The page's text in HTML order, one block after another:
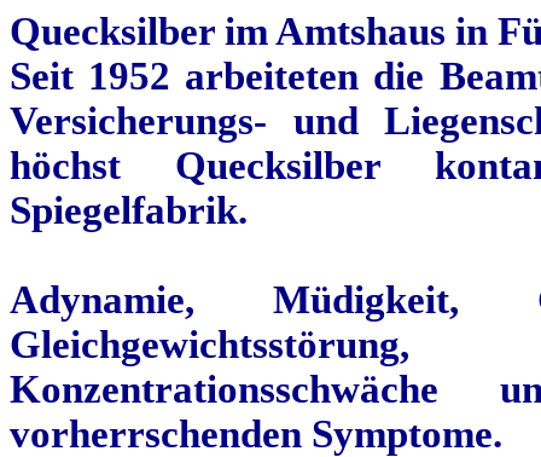
Quecksilber im Amtshaus in
Seit 1952 arbeiteten die
Versicherungs- und
höchst Quecksilber
Spiegelfabrik.
Adynamie, Müdigkeit,
vorherrschenden Symptome.